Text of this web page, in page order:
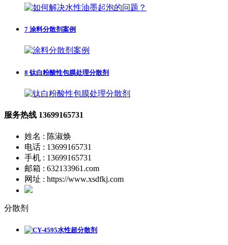
7 涂料分散剂案例
8 钛白粉酸性包膜处理分散剂
服务热线 13699165731
姓名 : 陈淑焕
电话 : 13699165731
手机 : 13699165731
邮箱 : 632133961.com
网址 : https://www.xsdfkj.com
分散剂